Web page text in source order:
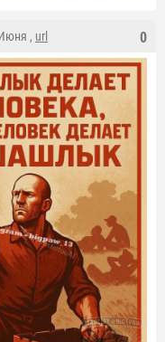
0
, url